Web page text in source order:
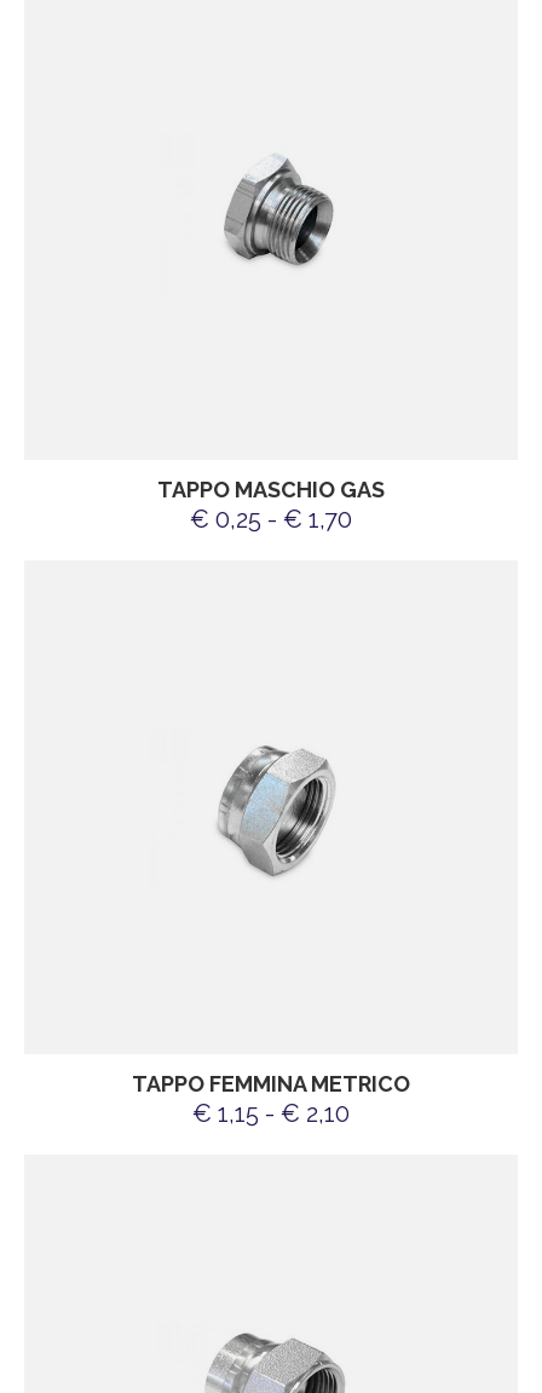
TAPPO MASCHIO GAS
€ 0,25 - € 1,70
TAPPO FEMMINA METRICO
€ 1,15 - € 2,10